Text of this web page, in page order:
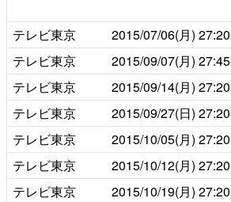
テレビ東京 2015/07/06(月) 27:20
テレビ東京 2015/09/07(月) 27:45
テレビ東京 2015/09/14(月) 27:20
テレビ東京 2015/09/27(日) 27:20
テレビ東京 2015/10/05(月) 27:20
テレビ東京 2015/10/12(月) 27:20
テレビ東京 2015/10/19(月) 27:20